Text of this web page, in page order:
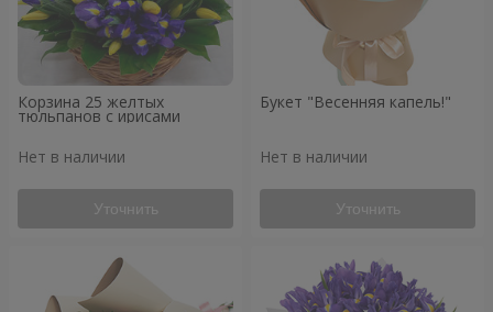
Корзина 25 желтых
тюльпанов с ирисами
Нет в наличии
Уточнить
Букет "Весенняя капель!"
Нет в наличии
Уточнить